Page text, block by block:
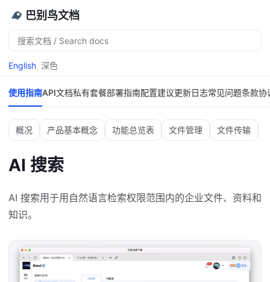
巴别鸟文档
搜
索
English 深色
使用指南API文档私有套餐部署指南配置建议更新日志常见问题条款协
概况 产品基本概念 功能总览表 文件管理 文件传输
AI 搜索
AI 搜索用于用自然语言检索权限范围内的企业文件、资料和
知识。